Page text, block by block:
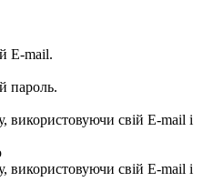
E-mail.
пароль.
використовуючи свій E-mail і
використовуючи свій E-mail і